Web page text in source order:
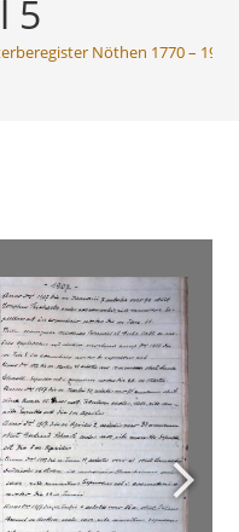
5
Nöthen 1770 – 1965